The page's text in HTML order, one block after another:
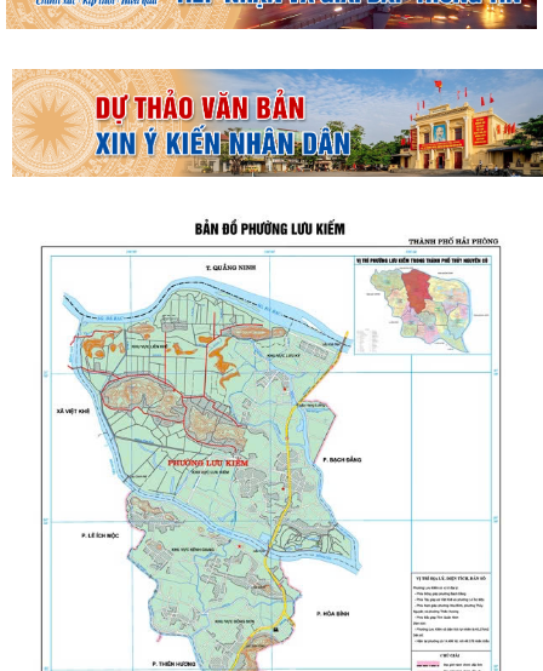
THƯỜNG TRỰC HĐND PHƯỜNG LƯU KIẾM TỔ CHỨC PHIÊN HỌP
THƯỜNG KỲ THÁNG 8 NĂM 2026
UBND PHƯỜNG LƯU KIẾM TỔ CHỨC PHIÊN HỌP THƯỜNG KỲ THÁNG 8
NĂM 2026
UBDN phường Lưu Kiếm thông báo Về việc niêm yết công khai kết quả
kiểm tra hồ sơ đăng ký, cấp Giấy...
UBND phường Lưu Kiếm thông báo Về việc niêm yết công khai kết quả
kiểm tra hồ sơ đăng ký, cấp Giấy...
ĐOÀN KIỂM TRA CỦA BAN THƯỜNG VỤ THÀNH ỦY HẢI PHÒNG VỀ
CÔNG TÁC KHOA HỌC, CÔNG NGHỆ, ĐỔI MỚI SÁNG...
UBND phường Lưu Kiếm thông báo Về việc niêm yết công khai kết quả
kiểm tra hồ sơ đăng ký, cấp Giấy...
Niêm yết công khai về việc mất Quyết định giao đất cho công dân làm
nhà ở của ông Trịnh Văn Tài tại...
THUẾ CƠ SỞ 1 THÀNH PHỐ HẢI PHÒNG HƯỚNG DẪN KÊ KHAI THÔNG
BÁO DOANH THU 6 THÁNG ĐẦU NĂM ĐỐI VỚI HỘ...